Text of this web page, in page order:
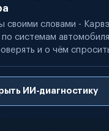
своими словами -
системам
и о чём
ИИ-диагностику